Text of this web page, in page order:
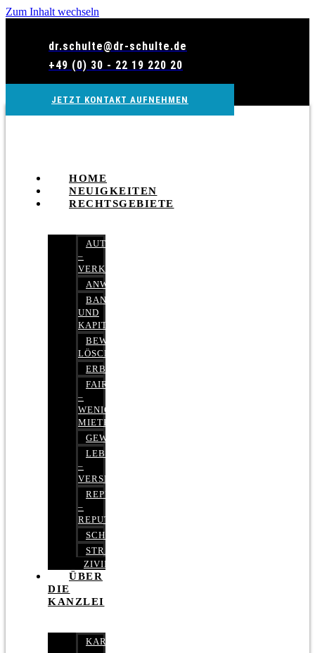
Zum Inhalt wechseln
dr.schulte@dr-schulte.de
+49 (0) 30 - 22 19 220 20
JETZT KONTAKT AUFNEHMEN
HOME
NEUIGKEITEN
RECHTSGEBIETE
AUTOBETRUG
–
VERKEHRSRECHT
ANWALTSHAFTUNGSRECHT
BANK-
UND
KAPITALMARKTRECHT
BEWERTUNGEN
LÖSCHEN
ERBRECHT
FAIRMIETEN
–
WENIGER
MIETE
GEWERBERECHT
LEBENSVERSICHERUNG
–
VERSICHERUNGSRECHT
REPUTATIONSRECHT
–
REPUTATIONSMANAGEMENT
SCHUFARECHT
STRAFRECHT
ZIVILRECHT
ÜBER
DIE
KANZLEI
KARRIERE